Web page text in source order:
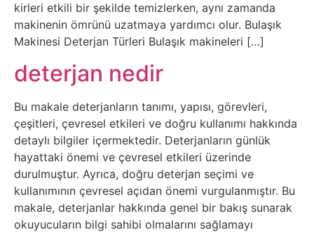
Dokümanlar
Domain
Download
E-
Devlet
Eğitim
kirleri etkili bir şekilde temizlerken, aynı zamanda
makinenin ömrünü uzatmaya yardımcı olur. Bulaşık
Makinesi Deterjan Türleri Bulaşık makineleri […]
deterjan nedir
Bu makale deterjanların tanımı, yapısı, görevleri,
çeşitleri, çevresel etkileri ve doğru kullanımı hakkında
detaylı bilgiler içermektedir. Deterjanların günlük
hayattaki önemi ve çevresel etkileri üzerinde
durulmuştur. Ayrıca, doğru deterjan seçimi ve
kullanımının çevresel açıdan önemi vurgulanmıştır. Bu
makale, deterjanlar hakkında genel bir bakış sunarak
okuyucuların bilgi sahibi olmalarını sağlamayı